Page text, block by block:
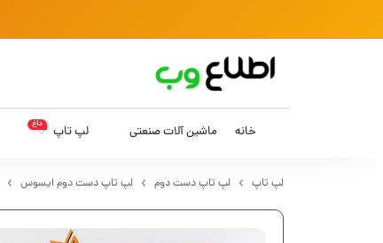
خانه ماشین آلات صنعتی لپ تاپ داغ
لپ تاپ لپ تاپ دست دوم لپ تاپ دست دوم ایسوس